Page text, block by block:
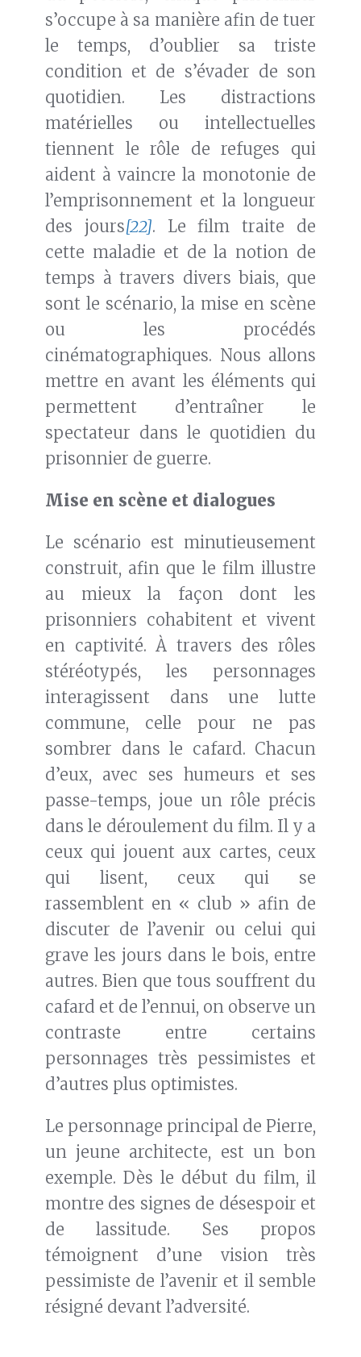
s’occupe à sa manière afin de tuer
le temps, d’oublier sa triste
condition et de s’évader de son
quotidien. Les distractions
matérielles ou intellectuelles
tiennent le rôle de refuges qui
aident à vaincre la monotonie de
l’emprisonnement et la longueur
des jours[22]. Le film traite de
cette maladie et de la notion de
temps à travers divers biais, que
sont le scénario, la mise en scène
ou les procédés
cinématographiques. Nous allons
mettre en avant les éléments qui
permettent d’entraîner le
spectateur dans le quotidien du
prisonnier de guerre.
Mise en scène et dialogues
Le scénario est minutieusement
construit, afin que le film illustre
au mieux la façon dont les
prisonniers cohabitent et vivent
en captivité. À travers des rôles
stéréotypés, les personnages
interagissent dans une lutte
commune, celle pour ne pas
sombrer dans le cafard. Chacun
d’eux, avec ses humeurs et ses
passe-temps, joue un rôle précis
dans le déroulement du film. Il y a
ceux qui jouent aux cartes, ceux
qui lisent, ceux qui se
rassemblent en « club » afin de
discuter de l’avenir ou celui qui
grave les jours dans le bois, entre
autres. Bien que tous souffrent du
cafard et de l’ennui, on observe un
contraste entre certains
personnages très pessimistes et
d’autres plus optimistes.
Le personnage principal de Pierre,
un jeune architecte, est un bon
exemple. Dès le début du film, il
montre des signes de désespoir et
de lassitude. Ses propos
témoignent d’une vision très
pessimiste de l’avenir et il semble
résigné devant l’adversité.